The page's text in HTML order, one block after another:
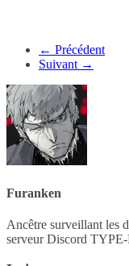
← Précédent
Suivant →
Furanken
Ancêtre surveillant les
serveur Discord